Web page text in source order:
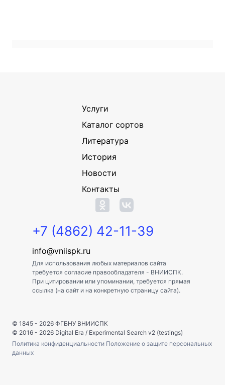
Услуги
Каталог сортов
Литература
История
Новости
Контакты
+7 (4862) 42-11-39
info@vniispk.ru
Для использования любых материалов сайта
требуется согласие правообладателя - ВНИИСПК.
При цитировании или упоминании, требуется прямая
ссылка (на сайт и на конкретную страницу сайта).
© 1845 - 2026 ФГБНУ ВНИИСПК
© 2016 - 2026 Digital Era / Experimental Search v2 (testings)
Политика конфиденциальности Положение о защите персональных
данных